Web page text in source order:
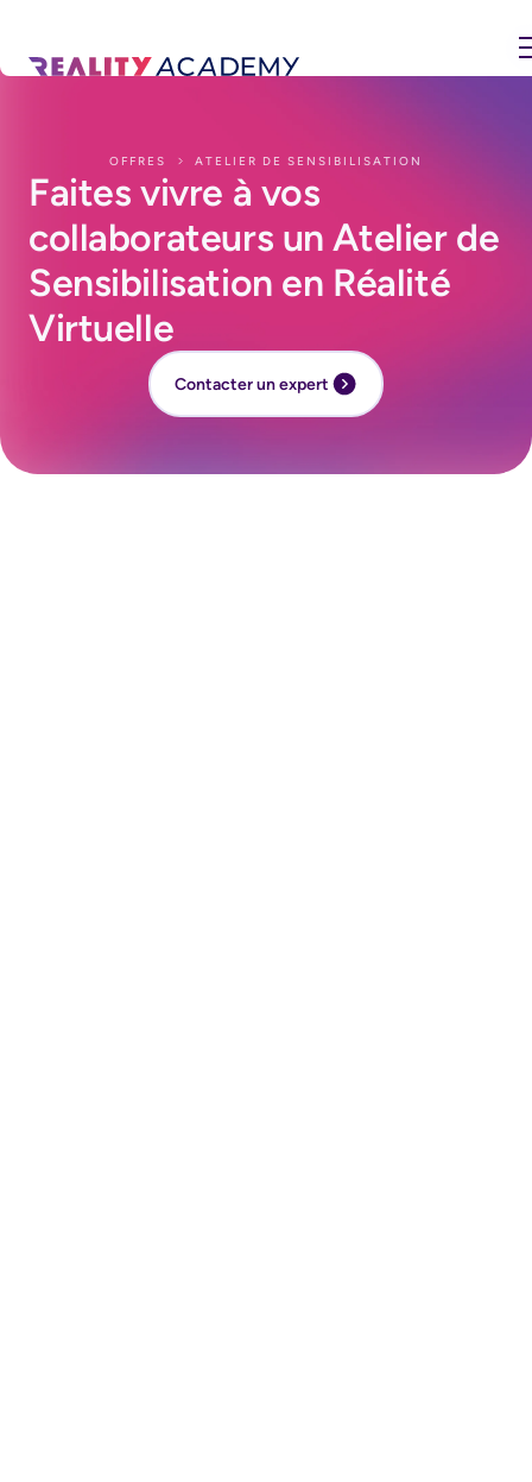
OFFRES ATELIER DE SENSIBILISATION
Faites vivre à vos
collaborateurs unAtelier de
Sensibilisation en Réalité
Virtuelle
Contacter un expert